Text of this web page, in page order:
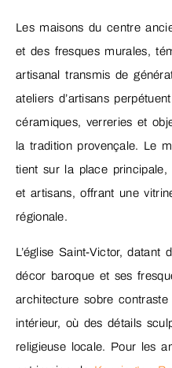
Les maisons du centre
et des fresques murales,
artisanal transmis de
ateliers d’artisans
céramiques, verreries et
la tradition provençale. Le
tient sur la place principale,
et artisans, offrant une
régionale.
L’église Saint-Victor,
décor baroque et ses
architecture sobre
intérieur, où des détails
religieuse locale. Pour les